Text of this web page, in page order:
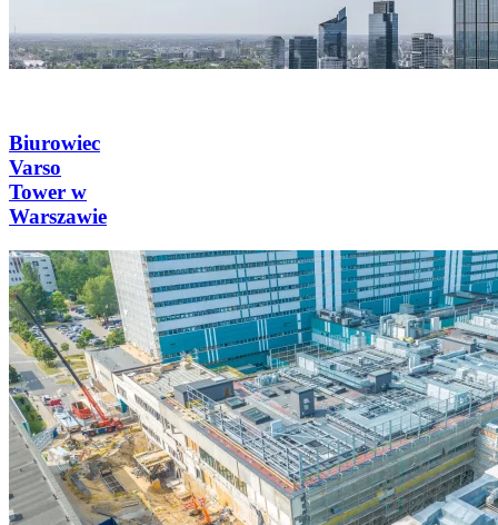
Biurowiec
Varso
Tower w
Warszawie